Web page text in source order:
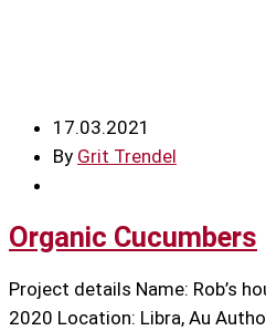
17.03.2021
By Grit Trendel
Organic Cucumbers
Project details Name: Rob’s
2020 Location: Libra, Au